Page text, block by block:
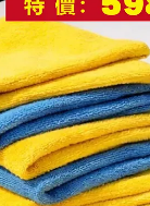
必免隱私外洩，車中